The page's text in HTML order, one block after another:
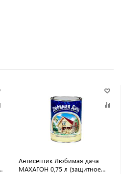
Антисептик Любимая дача
МАХАГОН 0,75 л (защитное